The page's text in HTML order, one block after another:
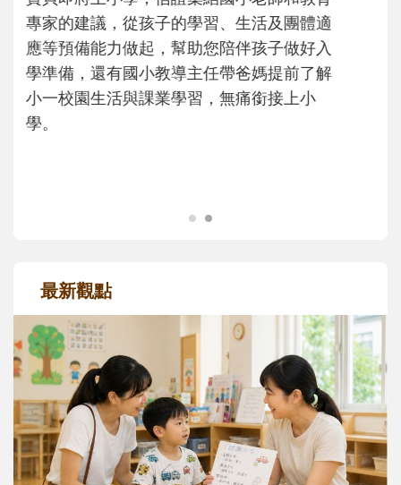
沒有人天生就擅長當爸爸！男人總是在一次
次「前所未有」的體驗中，跟著孩子一起長
大。從給予安全感的肢體遊戲，到獨立自
主、角色認同及解決問題的能力養成。爸爸
正嘗試用不同的模樣，參與孩子每個重要的
最新觀點